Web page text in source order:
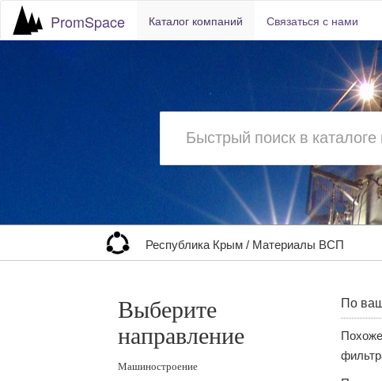
PromSpace Каталог компаний Связаться с нами
Республика Крым/ Материалы ВСП
Выберите
направление
Машиностроение
По